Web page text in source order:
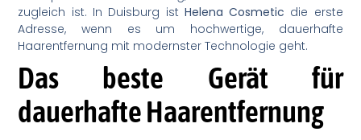
zugleich ist. In Duisburg ist Helena Cosmetic die erste
Adresse, wenn es um hochwertige, dauerhafte
Haarentfernung mit modernster Technologie geht.
Das beste Gerät für
dauerhafte Haarentfernung